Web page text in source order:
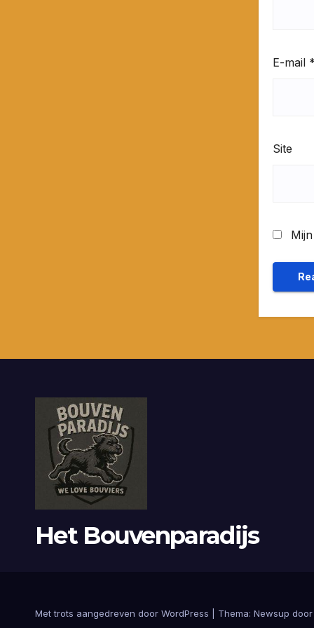
E-mail *
Site
Het Bouvenparadijs
Met trots aangedreven door WordPress Thema: Newsup door